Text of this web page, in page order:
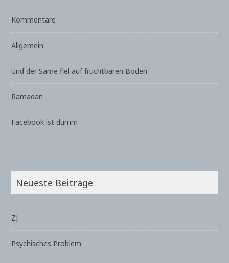
Kommentare
Allgemein
Und der Same fiel auf fruchtbaren Boden
Ramadan
Facebook ist dumm
Neueste Beiträge
ZJ
Psychisches Problem